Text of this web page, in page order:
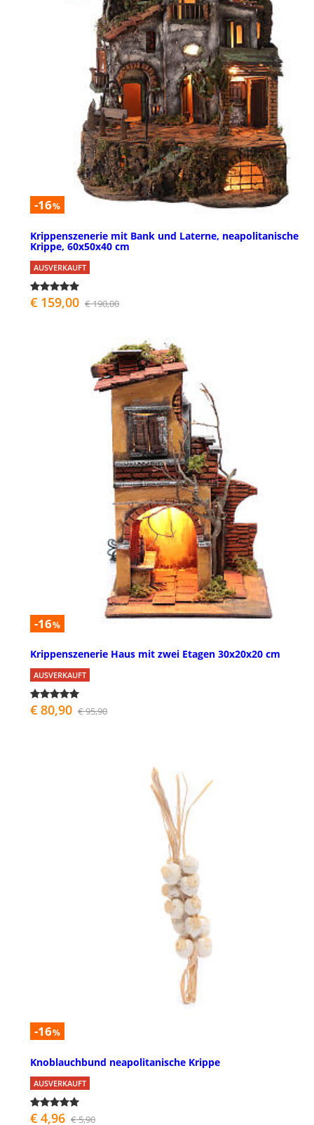
-16%
Krippenszenerie mit Bank und Laterne, neapolitanische
Krippe, 60x50x40 cm
AUSVERKAUFT
€ 159,00 € 190,00
-16%
Krippenszenerie Haus mit zwei Etagen 30x20x20 cm
AUSVERKAUFT
€ 80,90 € 95,90
-16%
Knoblauchbund neapolitanische Krippe
AUSVERKAUFT
€ 4,96 € 5,90